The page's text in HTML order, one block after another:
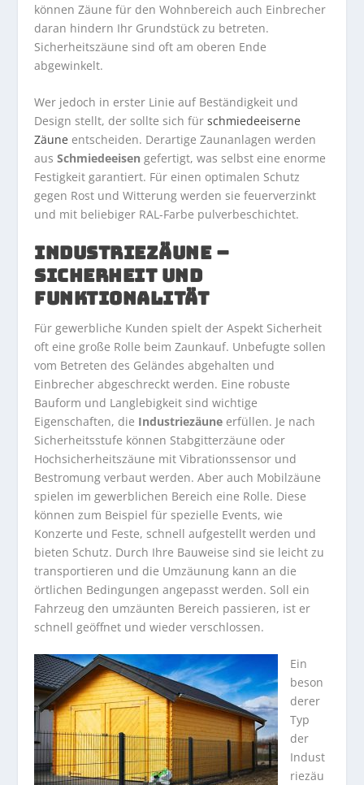
können Zäune für den Wohnbereich auch Einbrecher
daran hindern Ihr Grundstück zu betreten.
Sicherheitszäune sind oft am oberen Ende
abgewinkelt.
Wer jedoch in erster Linie auf Beständigkeit und
Design stellt, der sollte sich fürschmiedeeiserne
Zäune entscheiden. Derartige Zaunanlagen werden
ausSchmiedeeisen gefertigt, was selbst eine enorme
Festigkeit garantiert. Für einen optimalen Schutz
gegen Rost und Witterung werden sie feuerverzinkt
und mit beliebiger RAL-Farbe pulverbeschichtet.
INDUSTRIEZÄUNE –
SICHERHEIT UND
FUNKTIONALITÄT
Für gewerbliche Kunden spielt der Aspekt Sicherheit
oft eine große Rolle beim Zaunkauf. Unbefugte sollen
vom Betreten des Geländes abgehalten und
Einbrecher abgeschreckt werden. Eine robuste
Bauform und Langlebigkeit sind wichtige
Eigenschaften, die Industriezäune erfüllen. Je nach
Sicherheitsstufe können Stabgitterzäune oder
Hochsicherheitszäune mit Vibrationssensor und
Bestromung verbaut werden. Aber auch Mobilzäune
spielen im gewerblichen Bereich eine Rolle. Diese
können zum Beispiel für spezielle Events, wie
Konzerte und Feste, schnell aufgestellt werden und
bieten Schutz. Durch Ihre Bauweise sind sie leicht zu
transportieren und die Umzäunung kann an die
örtlichen Bedingungen angepasst werden. Soll ein
Fahrzeug den umzäunten Bereich passieren, ist er
schnell geöffnet und wieder verschlossen.
Ein
beson
derer
Typ
der
Indust
riezäu